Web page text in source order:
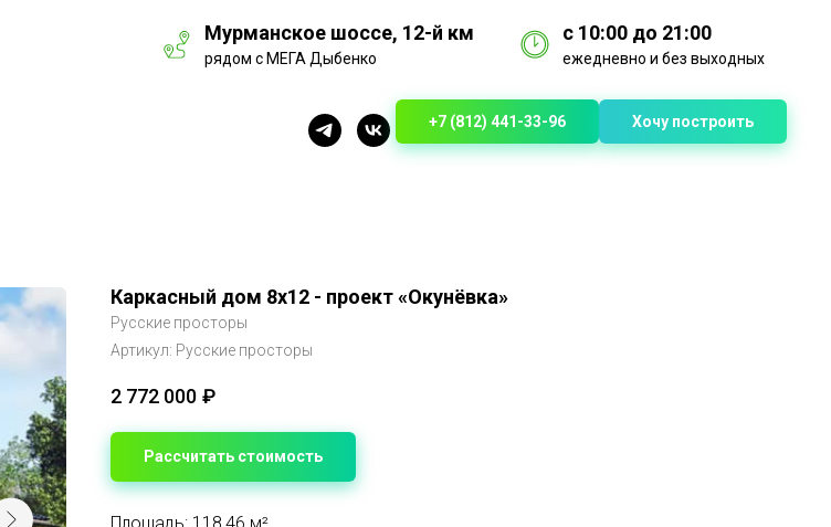
Мурманское шоссе, 12-й км
рядом с МЕГА Дыбенко
с 10:00 до 21:00
ежедневно и без выходных
+7 (812) 441-33-96 Хочу построить
Каркасный дом 8х12 - проект «Окунёвка»
Русские просторы
Артикул: Русские просторы
2 772 000 ₽
Рассчитать стоимость
Площадь: 118,46 м²